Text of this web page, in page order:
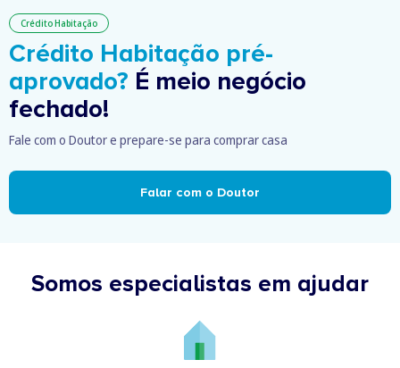
Crédito Habitação
Crédito Habitação pré-
aprovado? É meio negócio
fechado!
Fale com o Doutor e prepare-se para comprar casa
Falar com o Doutor
Somos especialistas em ajudar